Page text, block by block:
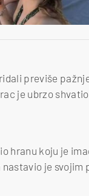
previše
je ubrzo
hranu koju je
je svojim